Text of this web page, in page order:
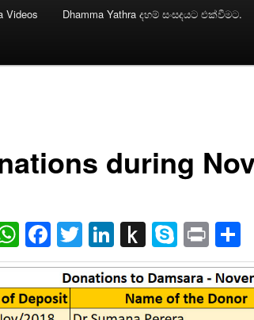
Videos Dhamma Yathra දහම් සංසදයට එක්වීමට.
during
WhatsApp
Facebook
Twitter
LinkedIn
Push
to
Kindle
Skype
Print